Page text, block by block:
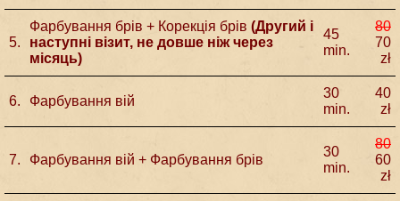
5.
Фарбування брів + Корекція брів (Другий і
наступні візит, не довше ніж через
місяць)
45
min.
80
70
zł
6. Фарбування вій
30
min.
40
zł
7. Фарбування вій + Фарбування брів
30
min.
80
60
zł